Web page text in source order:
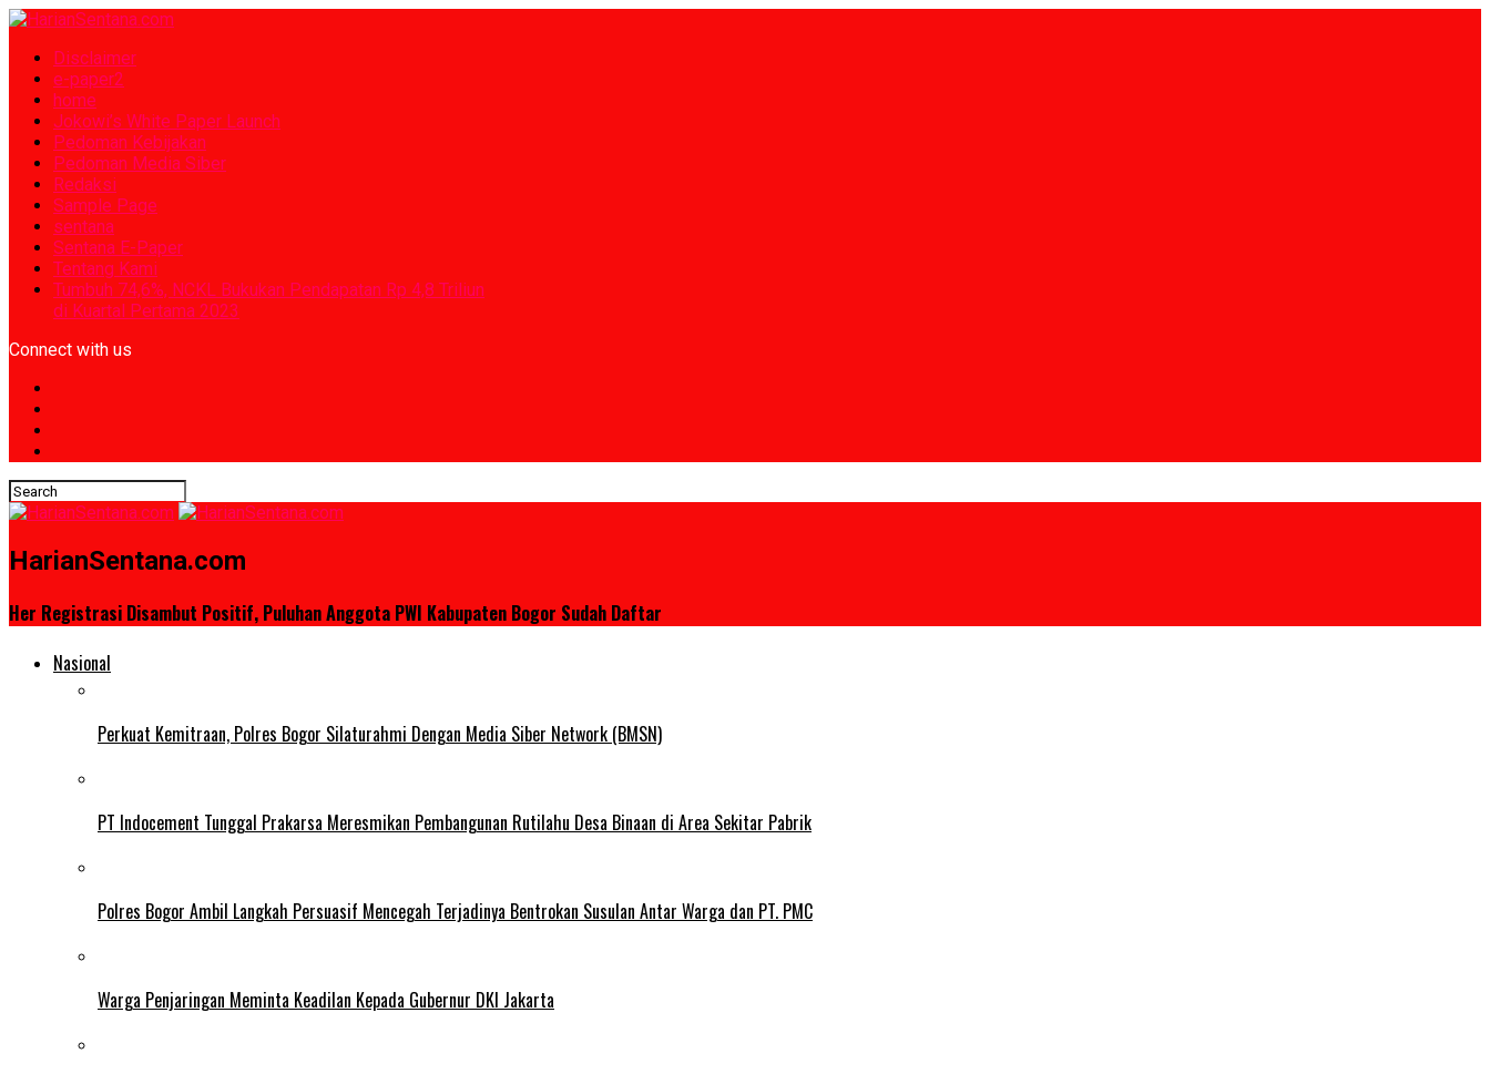
Disclaimer
e-paper2
home
Jokowi’s White Paper Launch
Pedoman Kebijakan
Pedoman Media Siber
Redaksi
Sample Page
sentana
Sentana E-Paper
Tentang Kami
Tumbuh 74,6%, NCKL Bukukan Pendapatan Rp 4,8 Triliun
di Kuartal Pertama 2023
Connect with us
HarianSentana.com
Her Registrasi Disambut Positif, Puluhan Anggota PWI Kabupaten Bogor Sudah Daftar
Nasional
Perkuat Kemitraan, Polres Bogor Silaturahmi Dengan Media Siber Network (BMSN)
PT Indocement Tunggal Prakarsa Meresmikan Pembangunan Rutilahu Desa Binaan di Area Sekitar Pabrik
Polres Bogor Ambil Langkah Persuasif Mencegah Terjadinya Bentrokan Susulan Antar Warga dan PT. PMC
Warga Penjaringan Meminta Keadilan Kepada Gubernur DKI Jakarta